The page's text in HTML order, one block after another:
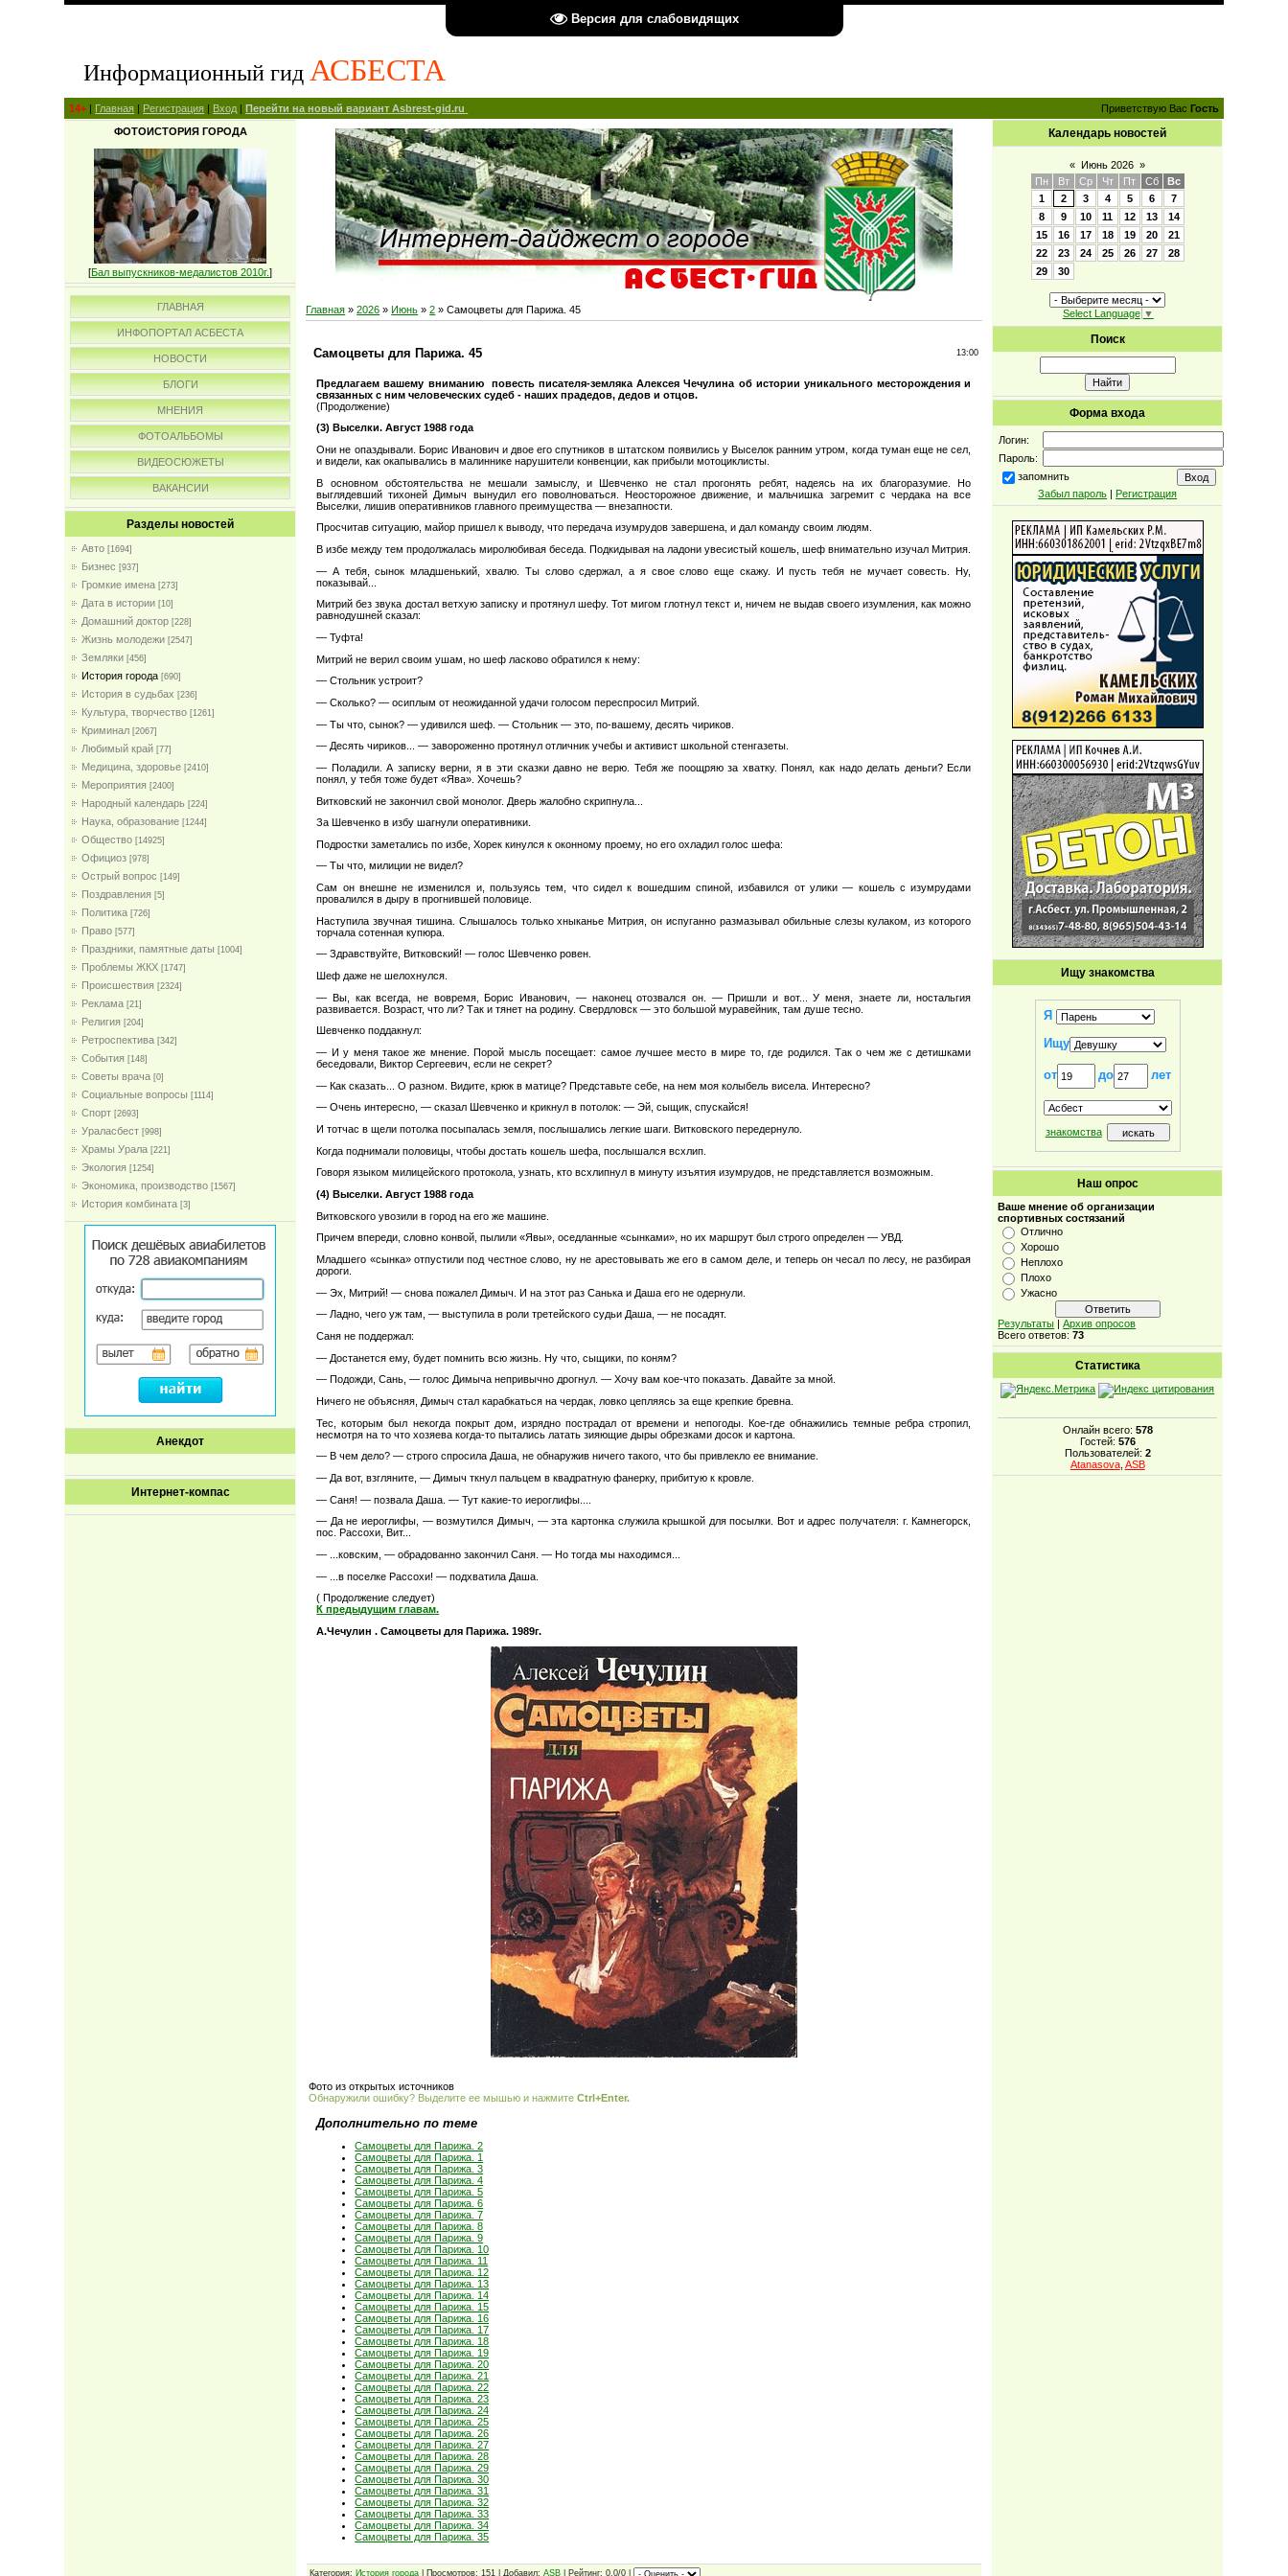
Версия для слабовидящих
Информационный гид АСБЕСТА
14+ | Главная | Регистрация | Вход |Перейти на новый вариант Asbrest-gid.ru Приветствую Вас Гость
ФОТОИСТОРИЯ ГОРОДА
[Бал выпускников-медалистов 2010г.]
ГЛАВНАЯ
ИНФОПОРТАЛ АСБЕСТА
НОВОСТИ
БЛОГИ
МНЕНИЯ
ФОТОАЛЬБОМЫ
ВИДЕОСЮЖЕТЫ
ВАКАНСИИ
Разделы новостей
Авто [1694]
Бизнес [937]
Громкие имена [273]
Дата в истории [10]
Домашний доктор [228]
Жизнь молодежи [2547]
Земляки [456]
История города [690]
История в судьбах [236]
Культура, творчество [1261]
Криминал [2067]
Любимый край [77]
Медицина, здоровье [2410]
Мероприятия [2400]
Народный календарь [224]
Наука, образование [1244]
Общество [14925]
Официоз [978]
Острый вопрос [149]
Поздравления [5]
Политика [726]
Право [577]
Праздники, памятные даты [1004]
Проблемы ЖКХ [1747]
Проиcшествия [2324]
Реклама [21]
Религия [204]
Ретроспектива [342]
События [148]
Советы врача [0]
Социальные вопросы [1114]
Спорт [2693]
Ураласбест [998]
Храмы Урала [221]
Экология [1254]
Экономика, производство [1567]
История комбината [3]
Анекдот
Интернет-компас
Главная »2026 » Июнь » 2 » Самоцветы для Парижа. 45
Самоцветы для Парижа. 45 13:00
Предлагаем вашему вниманию повесть писателя-земляка Алексея Чечулина об истории уникального месторождения и
связанных с ним человеческих судеб - наших прадедов, дедов и отцов.
(Продолжение)
(3) Выселки. Август 1988 года
Они не опаздывали. Борис Иванович и двое его спутников в штатском появились у Выселок ранним утром, когда туман еще не сел,
и видели, как окапывались в малиннике нарушители конвенции, как прибыли мотоциклисты.
В основном обстоятельства не мешали замыслу, и Шевченко не стал прогонять ребят, надеясь на их благоразумие. Но
выглядевший тихоней Димыч вынудил его поволноваться. Неосторожное движение, и мальчишка загремит с чердака на все
Выселки, лишив оперативников главного преимущества — внезапности.
Просчитав ситуацию, майор пришел к выводу, что передача изумрудов завершена, и дал команду своим людям.
В избе между тем продолжалась миролюбивая беседа. Подкидывая на ладони увесистый кошель, шеф внимательно изучал Митрия.
— А тебя, сынок младшенький, хвалю. Ты слово сдержал, а я свое слово еще скажу. И пусть тебя не мучает совесть. Ну,
показывай...
Митрий без звука достал ветхую записку и протянул шефу. Тот мигом глотнул текст и, ничем не выдав своего изумления, как можно
равнодушней сказал:
— Туфта!
Митрий не верил своим ушам, но шеф ласково обратился к нему:
— Стольник устроит?
— Сколько? — осиплым от неожиданной удачи голосом переспросил Митрий.
— Ты что, сынок? — удивился шеф. — Стольник — это, по-вашему, десять чириков.
— Десять чириков... — завороженно протянул отличник учебы и активист школьной стенгазеты.
— Поладили. А записку верни, я в эти сказки давно не верю. Тебя же поощряю за хватку. Понял, как надо делать деньги? Если
понял, у тебя тоже будет «Ява». Хочешь?
Витковский не закончил свой монолог. Дверь жалобно скрипнула...
За Шевченко в избу шагнули оперативники.
Подростки заметались по избе, Хорек кинулся к оконному проему, но его охладил голос шефа:
— Ты что, милиции не видел?
Сам он внешне не изменился и, пользуясь тем, что сидел к вошедшим спиной, избавился от улики — кошель с изумрудами
провалился в дыру в прогнившей половице.
Наступила звучная тишина. Слышалось только хныканье Митрия, он испуганно размазывал обильные слезы кулаком, из которого
торчала сотенная купюра.
— Здравствуйте, Витковский! — голос Шевченко ровен.
Шеф даже не шелохнулся.
— Вы, как всегда, не вовремя, Борис Иванович, — наконец отозвался он. — Пришли и вот... У меня, знаете ли, ностальгия
развивается. Возраст, что ли? Так и тянет на родину. Свердловск — это большой муравейник, там душе тесно.
Шевченко поддакнул:
— И у меня такое же мнение. Порой мысль посещает: самое лучшее место в мире то, где родился. Так о чем же с детишками
беседовали, Виктор Сергеевич, если не секрет?
— Как сказать... О разном. Видите, крюк в матице? Представьте себе, на нем моя колыбель висела. Интересно?
— Очень интересно, — сказал Шевченко и крикнул в потолок: — Эй, сыщик, спускайся!
И тотчас в щели потолка посыпалась земля, послышались легкие шаги. Витковского передернуло.
Когда поднимали половицы, чтобы достать кошель шефа, послышался всхлип.
Говоря языком милицейского протокола, узнать, кто всхлипнул в минуту изъятия изумрудов, не представляется возможным.
(4) Выселки. Август 1988 года
Витковского увозили в город на его же машине.
Причем впереди, словно конвой, пылили «Явы», оседланные «сынками», но их маршрут был строго определен — УВД.
Младшего «сынка» отпустили под честное слово, ну не арестовывать же его в самом деле, и теперь он чесал по лесу, не разбирая
дороги.
— Эх, Митрий! — снова пожалел Димыч. И на этот раз Санька и Даша его не одернули.
— Ладно, чего уж там, — выступила в роли третейского судьи Даша, — не посадят.
Саня не поддержал:
— Достанется ему, будет помнить всю жизнь. Ну что, сыщики, по коням?
— Подожди, Сань, — голос Димыча непривычно дрогнул. — Хочу вам кое-что показать. Давайте за мной.
Ничего не объясняя, Димыч стал карабкаться на чердак, ловко цепляясь за еще крепкие бревна.
Тес, которым был некогда покрыт дом, изрядно пострадал от времени и непогоды. Кое-где обнажились темные ребра стропил,
несмотря на то что хозяева когда-то пытались латать зияющие дыры обрезками досок и картона.
— В чем дело? — строго спросила Даша, не обнаружив ничего такого, что бы привлекло ее внимание.
— Да вот, взгляните, — Димыч ткнул пальцем в квадратную фанерку, прибитую к кровле.
— Саня! — позвала Даша. — Тут какие-то иероглифы....
— Да не иероглифы, — возмутился Димыч, — эта картонка служила крышкой для посылки. Вот и адрес получателя: г. Камнегорск,
пос. Рассохи, Вит...
— ...ковским, — обрадованно закончил Саня. — Но тогда мы находимся...
— ...в поселке Рассохи! — подхватила Даша.
( Продолжение следует)
К предыдущим главам.
А.Чечулин . Самоцветы для Парижа. 1989г.
Фото из открытых источников
Обнаружили ошибку? Выделите ее мышью и нажмитеCtrl+Enter.
Дополнительно по теме
Самоцветы для Парижа. 2
Самоцветы для Парижа. 1
Самоцветы для Парижа. 3
Самоцветы для Парижа. 4
Самоцветы для Парижа. 5
Самоцветы для Парижа. 6
Самоцветы для Парижа. 7
Самоцветы для Парижа. 8
Самоцветы для Парижа. 9
Самоцветы для Парижа. 10
Самоцветы для Парижа. 11
Самоцветы для Парижа. 12
Самоцветы для Парижа. 13
Самоцветы для Парижа. 14
Самоцветы для Парижа. 15
Самоцветы для Парижа. 16
Самоцветы для Парижа. 17
Самоцветы для Парижа. 18
Самоцветы для Парижа. 19
Самоцветы для Парижа. 20
Самоцветы для Парижа. 21
Самоцветы для Парижа. 22
Самоцветы для Парижа. 23
Самоцветы для Парижа. 24
Самоцветы для Парижа. 25
Самоцветы для Парижа. 26
Самоцветы для Парижа. 27
Самоцветы для Парижа. 28
Самоцветы для Парижа. 29
Самоцветы для Парижа. 30
Самоцветы для Парижа. 31
Самоцветы для Парижа. 32
Самоцветы для Парижа. 33
Самоцветы для Парижа. 34
Самоцветы для Парижа. 35
Категория: История города | Просмотров: 151 | Добавил:ASB | Рейтинг: 0.0/0 |
Календарь новостей
« Июнь 2026 »
Пн
Вт Ср Чт Пт Сб
Вс
1
2 3 4 5 6
7
8
9 10 11 12 13
14
15
16 17 18 19 20
21
22
23 24 25 26 27
28
29
30
Select Language ▼
Поиск
Форма входа
Логин:
Пароль:
запомнить
Забыл пароль | Регистрация
Ищу знакомства
Я
Ищу
от до лет
знакомства
Наш опрос
Ваше мнение об организации
спортивных состязаний
Отлично
Хорошо
Неплохо
Плохо
Ужасно
Результаты |Архив опросов
Всего ответов:73
Статистика
Онлайн всего: 578
Гостей: 576
Пользователей: 2
Atanasova, ASB